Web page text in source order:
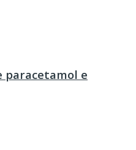
paracetamol e